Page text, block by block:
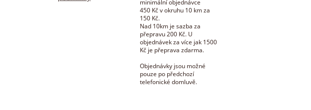
minimální objednávce
450 Kč v okruhu 10 km za
150 Kč.
Nad 10km je sazba za
přepravu 200 Kč. U
objednávek za více jak 1500
Kč je přeprava zdarma.
Objednávky jsou možné
pouze po předchozí
telefonické domluvě.